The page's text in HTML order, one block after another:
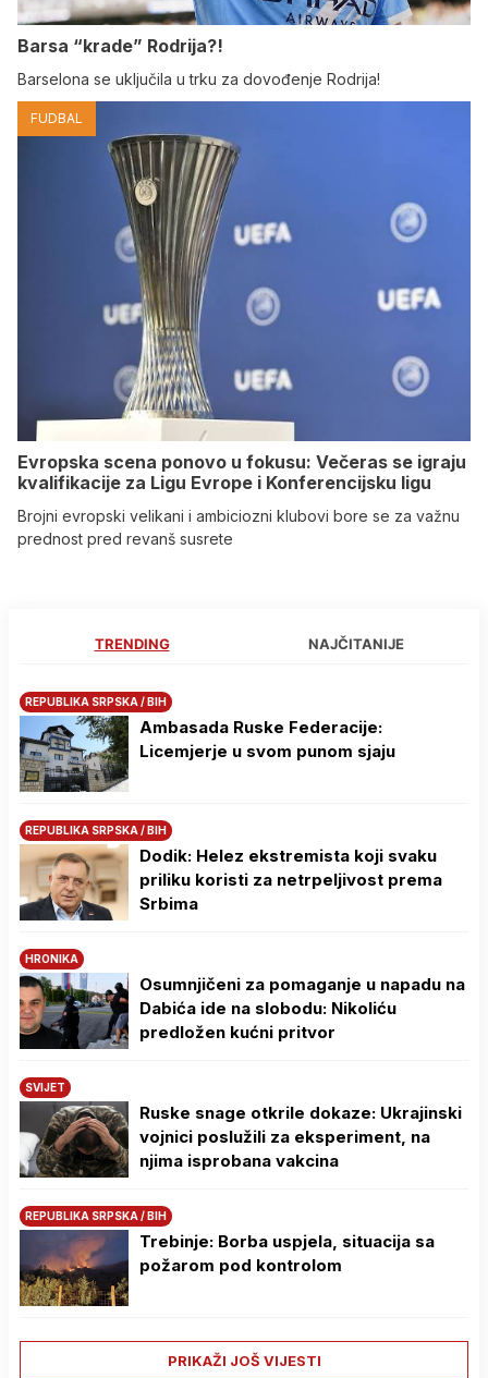
Barsa “krade” Rodrija?!
Barselona se uključila u trku za dovođenje Rodrija!
FUDBAL
Evropska scena ponovo u fokusu: Večeras se igraju
kvalifikacije za Ligu Evrope i Konferencijsku ligu
Brojni evropski velikani i ambiciozni klubovi bore se za važnu
prednost pred revanš susrete
TRENDING NAJČITANIJE
REPUBLIKA SRPSKA / BIH
Ambasada Ruske Federacije:
Licemjerje u svom punom sjaju
REPUBLIKA SRPSKA / BIH
Dodik: Helez ekstremista koji svaku
priliku koristi za netrpeljivost prema
Srbima
HRONIKA
Osumnjičeni za pomaganje u napadu na
Dabića ide na slobodu: Nikoliću
predložen kućni pritvor
SVIJET
Ruske snage otkrile dokaze: Ukrajinski
vojnici poslužili za eksperiment, na
njima isprobana vakcina
REPUBLIKA SRPSKA / BIH
Trebinje: Borba uspjela, situacija sa
požarom pod kontrolom
PRIKAŽI JOŠ VIJESTI